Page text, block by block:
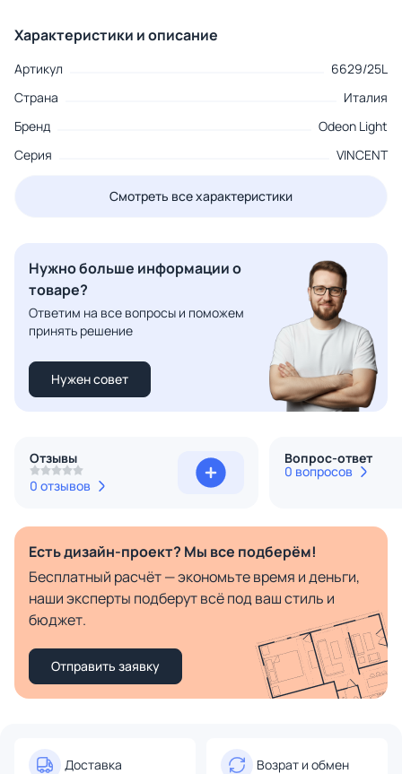
Характеристики и описание
Артикул
6629/25L
Страна
Италия
Бренд
Odeon Light
Серия
VINCENT
Смотреть все характеристики
Нужно больше информации о
товаре?
Ответим на все вопросы и поможем
принять решение
Нужен совет
Отзывы
0 отзывов
Вопрос-ответ
0 вопросов
Есть дизайн-проект? Мы все подберём!
Бесплатный расчёт — экономьте время и деньги,
наши эксперты подберут всё под ваш стиль и
бюджет.
Отправить заявку
Доставка Возрат и обмен